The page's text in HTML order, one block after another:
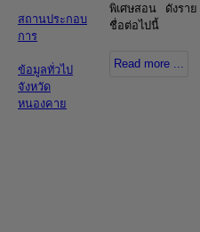
สถานประกอบ
การ
ข้อมูลทั่วไป
จังหวัด
หนองคาย
พิเศษสอน
ดังราย
ชื่อต่อไปนี้
Read more ...